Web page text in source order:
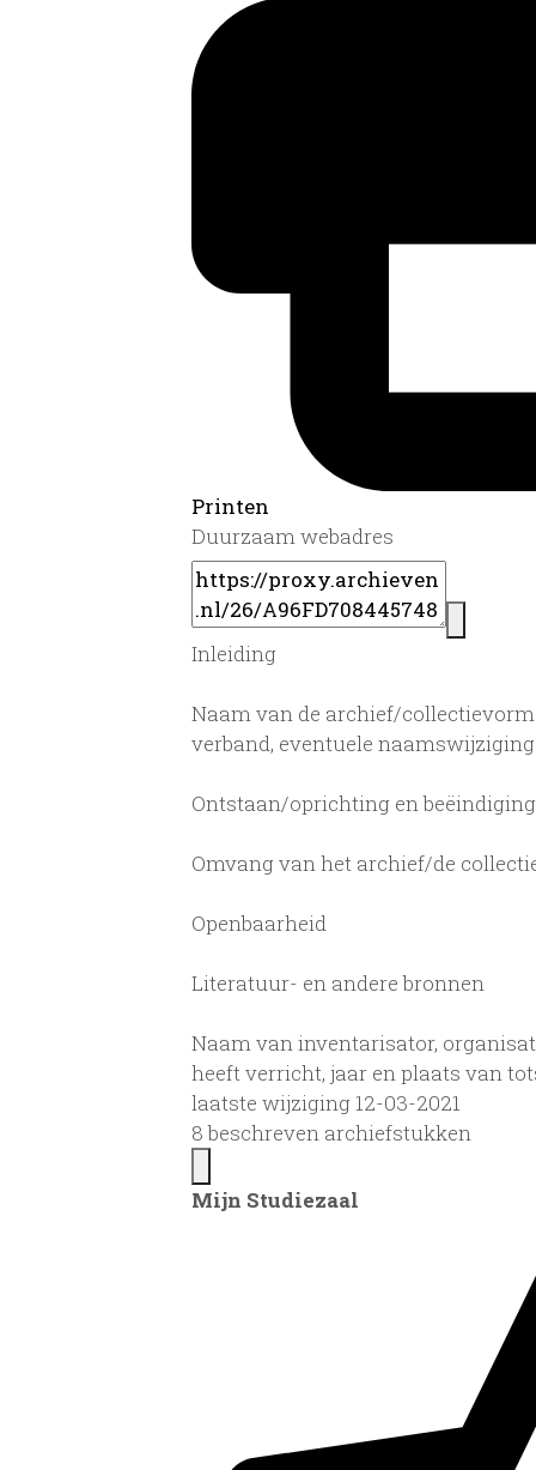
Printen
Duurzaam webadres
Inleiding
Naam van de archief/
verband, eventuele
Ontstaan/oprichting en
Omvang van het archief/de
Openbaarheid
Literatuur- en andere bronnen
Naam van inventarisator,
heeft verricht, jaar en plaats van
laatste wijziging 12-03-2021
8 beschreven archiefstukken
Mijn Studiezaal